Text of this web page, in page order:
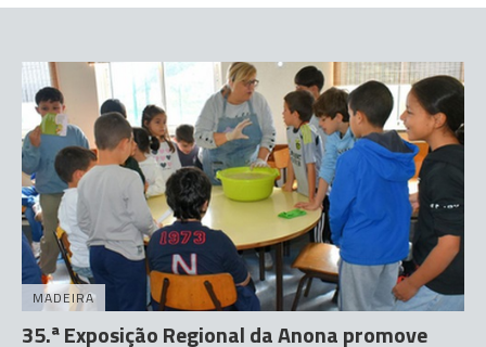
MADEIRA
35.ª Exposição Regional da Anona promove